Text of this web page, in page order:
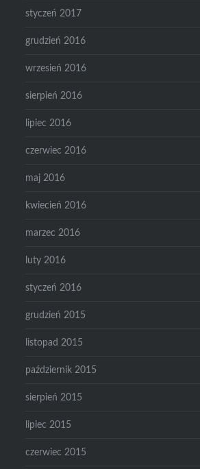
styczeń 2017
grudzień 2016
wrzesień 2016
sierpień 2016
lipiec 2016
czerwiec 2016
maj 2016
kwiecień 2016
marzec 2016
luty 2016
styczeń 2016
grudzień 2015
listopad 2015
październik 2015
sierpień 2015
lipiec 2015
czerwiec 2015